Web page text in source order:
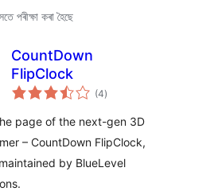
পৰীক্ষা কৰা হৈছে
CountDown
FlipClock
(4টা
মুঠ)
page of the next-gen 3D
– CountDown FlipClock,
by BlueLevel